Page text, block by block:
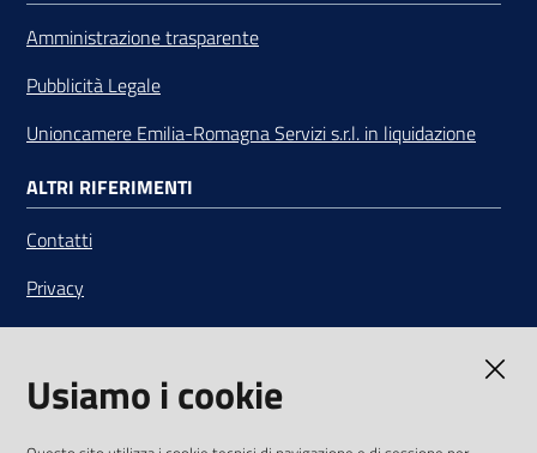
Amministrazione trasparente
Pubblicità Legale
Unioncamere Emilia-Romagna Servizi s.r.l. in liquidazione
ALTRI RIFERIMENTI
Contatti
Privacy
Note legali
Media Policy
Usiamo i cookie